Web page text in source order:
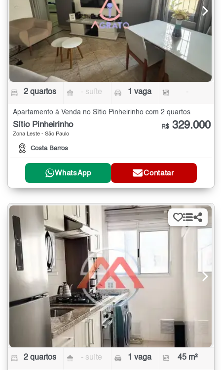
2 quartos - suíte 1 vaga -
Apartamento à Venda no Sítio Pinheirinho com 2 quartos
Sítio Pinheirinho
Zona Leste - São Paulo
Costa Barros
R$ 329.000
WhatsApp Contatar
2 quartos - suíte 1 vaga 45 m²